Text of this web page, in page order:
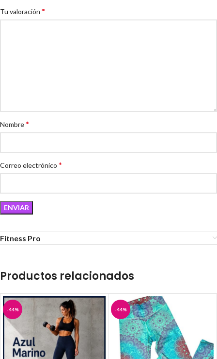
Tu valoración *
Nombre*
Correo electrónico *
Fitness Pro
Productos relacionados
-44% -44%